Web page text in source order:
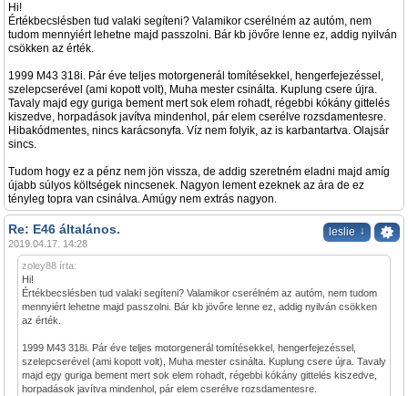
Hi!
Értékbecslésben tud valaki segíteni? Valamikor cserélném az autóm, nem
tudom mennyiért lehetne majd passzolni. Bár kb jövőre lenne ez, addig nyilván
csökken az érték.
1999 M43 318i. Pár éve teljes motorgenerál tomítésekkel, hengerfejezéssel,
szelepcserével (ami kopott volt), Muha mester csinálta. Kuplung csere újra.
Tavaly majd egy guriga bement mert sok elem rohadt, régebbi kókány gittelés
kiszedve, horpadások javítva mindenhol, pár elem cserélve rozsdamentesre.
Hibakódmentes, nincs karácsonyfa. Víz nem folyik, az is karbantartva. Olajsár
sincs.
Tudom hogy ez a pénz nem jön vissza, de addig szeretném eladni majd amíg
újabb súlyos költségek nincsenek. Nagyon lement ezeknek az ára de ez
tényleg topra van csinálva. Amúgy nem extrás nagyon.
leslie ↓
Re: E46 általános.
2019.04.17. 14:28
zoley88 írta:
Hi!
Értékbecslésben tud valaki segíteni? Valamikor cserélném az autóm, nem tudom
mennyiért lehetne majd passzolni. Bár kb jövőre lenne ez, addig nyilván csökken
az érték.
1999 M43 318i. Pár éve teljes motorgenerál tomítésekkel, hengerfejezéssel,
szelepcserével (ami kopott volt), Muha mester csinálta. Kuplung csere újra. Tavaly
majd egy guriga bement mert sok elem rohadt, régebbi kókány gittelés kiszedve,
horpadások javítva mindenhol, pár elem cserélve rozsdamentesre.